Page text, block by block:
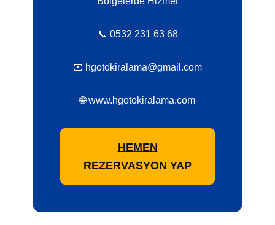
📞 0532 231 63 68
📧 hgotokiralama@gmail.com
🌐 www.hgotokiralama.com
HEMEN
REZERVASYON YAP